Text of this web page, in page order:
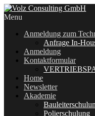
Menu
Anmeldung zum
Anfrage In-
Anmeldung
Kontaktformular
Home
Newsletter
Akademie
Polierschulung